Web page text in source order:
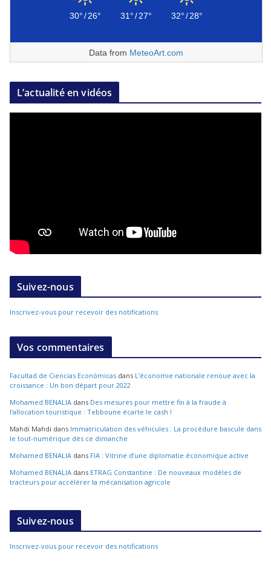
30°/26° 31°/27° 32°/28°
Data from MeteoArt.com
L’actualité en vidéos
Suivez-nous
Inscrivez-vous pour recevoir des notifications
Vos commentaires
Facultad de Ciencias Económicas dans L’économie nationale renoue avec la
croissance : Un bon départ pour 2022
Mohamed BENALIA dans Des mesures pour mettre fin à la fraude à
l’allocation touristique : Tebboune écarte le cash !
Mahdi Mahdi dans Immatriculation des véhicules : La procédure bascule dans
le tout-numérique dès ce dimanche
Mohamed BENALIA dans FIA : Vitrine d’une diplomatie économique active
Mohamed BENALIA dans ETRAG Constantine : De nouveaux modèles de
tracteurs pour accélérer la mécanisation agricole
Suivez-nous
Inscrivez-vous pour recevoir des notifications